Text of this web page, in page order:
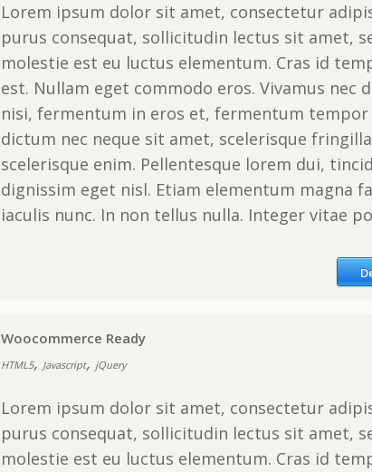
Lorem ipsum dolor sit amet, consectetur
purus consequat, sollicitudin lectus sit amet,
molestie est eu luctus elementum. Cras id
est. Nullam eget commodo eros. Vivamus nec
nisi, fermentum in eros et, fermentum
dictum nec neque sit amet, scelerisque
scelerisque enim. Pellentesque lorem dui,
dignissim eget nisl. Etiam elementum magna
iaculis nunc. In non tellus nulla. Integer vitae
Woocommerce Ready
HTML5, Javascript, jQuery
Lorem ipsum dolor sit amet, consectetur
purus consequat, sollicitudin lectus sit amet,
molestie est eu luctus elementum. Cras id